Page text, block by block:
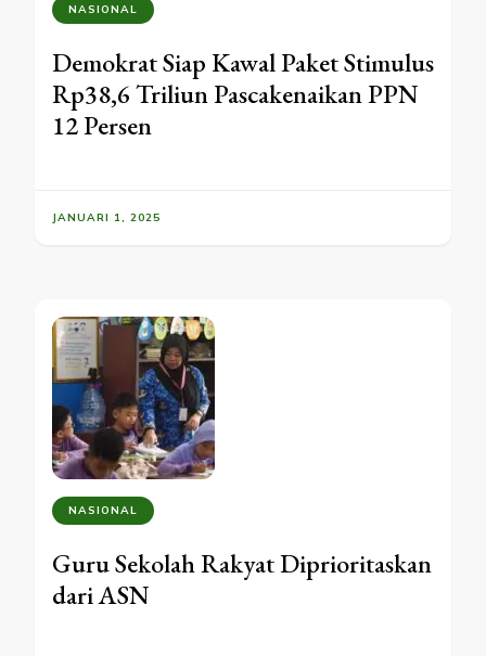
NASIONAL
Demokrat Siap Kawal Paket Stimulus
Rp38,6 Triliun Pascakenaikan PPN
12 Persen
JANUARI 1, 2025
NASIONAL
Guru Sekolah Rakyat Diprioritaskan
dari ASN